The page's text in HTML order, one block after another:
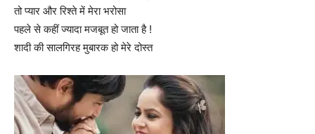
तो प्यार और रिश्ते में मेरा भरोसा
पहले से कहीं ज्यादा मजबूत हो जाता है !
शादी की सालगिरह मुबारक हो मेरे दोस्त